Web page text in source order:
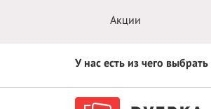
Акции
У нас есть из чего выбрать